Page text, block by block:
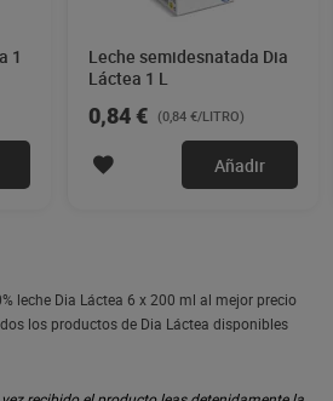
1
Leche semidesnatada Dia
Láctea 1 L
0,84 € (0,84 €/LITRO)
Añadir
leche Dia Láctea 6 x 200 ml al mejor precio
los productos de Dia Láctea disponibles